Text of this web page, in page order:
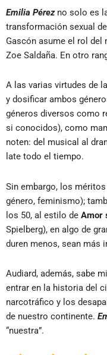
Emilia Pérezno solo es
transformación sexual
Gascón asume el rol del
Zoe Saldaña. En otro
A las varias virtudes de
y dosificar ambos
géneros diversos como
si conocidos), como
noten: del musical al
late todo el tiempo.
Sin embargo, los
género, feminismo);
los 50, al estilo de Amor
Spielberg), en algo de
duren menos, sean más
Audiard, además, sabe
entrar en la historia del
narcotráfico y los
de nuestro continente.
“nuestra”.